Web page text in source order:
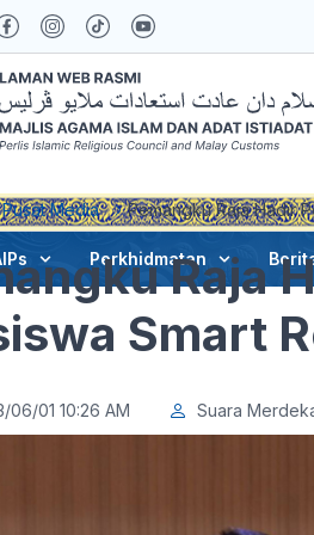
Perkhidmatan
Pusat Media Pemangku Raja Hadir
Raja
Smart
06/01 10:26 AM Suara